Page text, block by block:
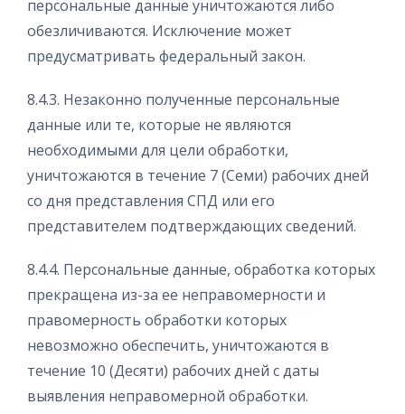
персональные данные уничтожаются либо
обезличиваются. Исключение может
предусматривать федеральный закон.
8.4.3. Незаконно полученные персональные
данные или те, которые не являются
необходимыми для цели обработки,
уничтожаются в течение 7 (Семи) рабочих дней
со дня представления СПД или его
представителем подтверждающих сведений.
8.4.4. Персональные данные, обработка которых
прекращена из-за ее неправомерности и
правомерность обработки которых
невозможно обеспечить, уничтожаются в
течение 10 (Десяти) рабочих дней с даты
выявления неправомерной обработки.